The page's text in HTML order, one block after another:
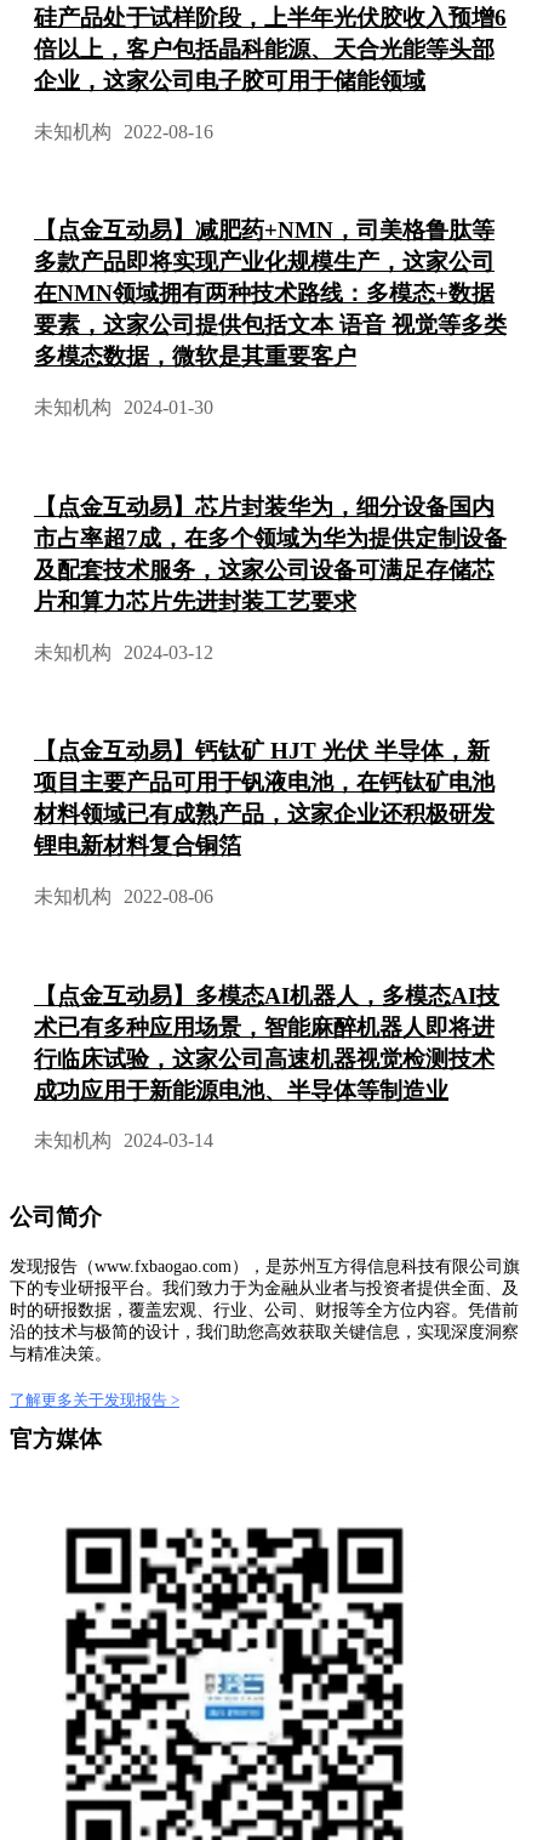
硅产品处于试样阶段，上半年光伏胶收入预增6
倍以上，客户包括晶科能源、天合光能等头部
企业，这家公司电子胶可用于储能领域
未知机构 2022-08-16
【点金互动易】减肥药+NMN，司美格鲁肽等
多款产品即将实现产业化规模生产，这家公司
在NMN领域拥有两种技术路线：多模态+数据
要素，这家公司提供包括文本 语音 视觉等多类
多模态数据，微软是其重要客户
未知机构 2024-01-30
【点金互动易】芯片封装华为，细分设备国内
市占率超7成，在多个领域为华为提供定制设备
及配套技术服务，这家公司设备可满足存储芯
片和算力芯片先进封装工艺要求
未知机构 2024-03-12
【点金互动易】钙钛矿 HJT 光伏 半导体，新
项目主要产品可用于钒液电池，在钙钛矿电池
材料领域已有成熟产品，这家企业还积极研发
锂电新材料复合铜箔
未知机构 2022-08-06
【点金互动易】多模态AI机器人，多模态AI技
术已有多种应用场景，智能麻醉机器人即将进
行临床试验，这家公司高速机器视觉检测技术
成功应用于新能源电池、半导体等制造业
未知机构 2024-03-14
公司简介
发现报告（www.fxbaogao.com），是苏州互方得信息科技有限公司旗
下的专业研报平台。我们致力于为金融从业者与投资者提供全面、及
时的研报数据，覆盖宏观、行业、公司、财报等全方位内容。凭借前
沿的技术与极简的设计，我们助您高效获取关键信息，实现深度洞察
与精准决策。
了解更多关于发现报告 >
官方媒体